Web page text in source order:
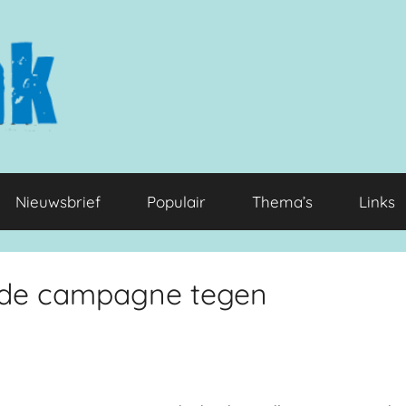
Nieuwsbrief Populair Thema’s Links
campagne tegen